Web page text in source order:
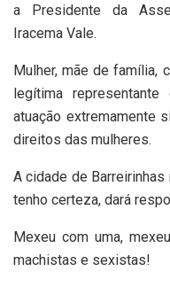
a Presidente da
Iracema Vale.
Mulher, mãe de família,
legítima
atuação extremamente
direitos das mulheres.
A cidade de
tenho certeza, dará
Mexeu com uma,
machistas e sexistas!